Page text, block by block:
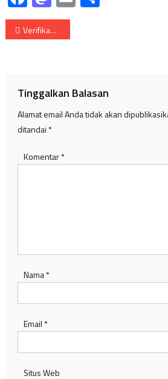
Navigasi
Verifikasi Dan Peninjauan Lapangan Usulan Tanda Kehormatan Satyalencana Wirakarya Untuk Bupati Banyuasin Dari Pemerintah RI
Tinggalkan Balasan
Alamat email Anda tidak akan
ditandai *
Komentar*
Nama*
Email *
Situs Web